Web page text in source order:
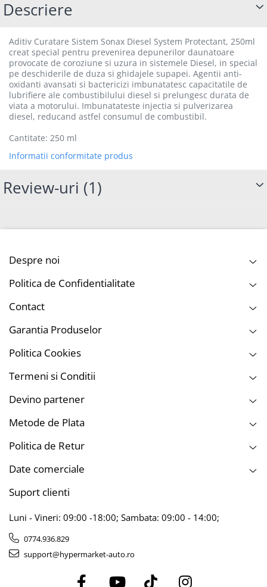
Descriere
Aditiv Curatare Sistem Sonax Diesel System Protectant, 250ml
creat special pentru prevenirea depunerilor daunatoare
provocate de coroziune si uzura in sistemele Diesel, in special
pe deschiderile de duza si ghidajele supapei. Agentii anti-
oxidanti avansati si bactericizi imbunatatesc capacitatile de
lubrifiere ale combustibilului diesel si prelungesc durata de
viata a motorului. Imbunatateste injectia si pulverizarea
diesel, reducand astfel consumul de combustibil.
Cantitate: 250 ml
Informatii conformitate produs
Review-uri (1)
Despre noi
Politica de Confidentialitate
Contact
Garantia Produselor
Politica Cookies
Termeni si Conditii
Devino partener
Metode de Plata
Politica de Retur
Date comerciale
Suport clienti
Luni - Vineri: 09:00 -18:00; Sambata: 09:00 - 14:00;
0774.936.829
support@hypermarket-auto.ro